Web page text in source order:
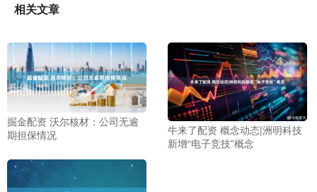
相关文章
掘金配资 沃尔核材：公司无逾
期担保情况
牛来了配资 概念动态|洲明科技
新增“电子竞技”概念